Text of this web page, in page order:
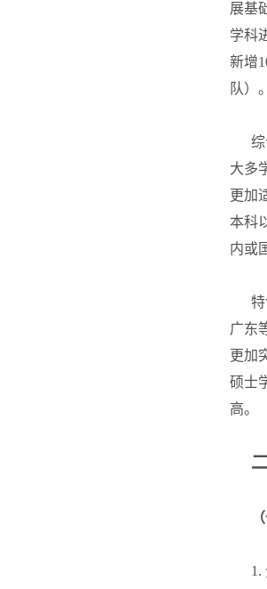
展基
学科
新增
队）。
综
大多
更加
本科
内或
特
广东
更加
硕士
高。
1.